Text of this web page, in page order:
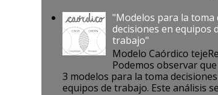
"Modelos para la toma
decisiones en equipos
trabajo"
Modelo Caórdico
Podemos observar
3 modelos para la toma
equipos de trabajo. Este análisis